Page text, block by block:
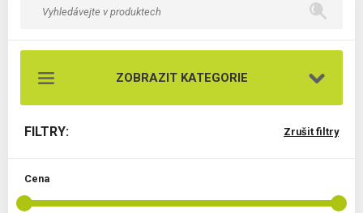
ZOBRAZIT KATEGORIE
FILTRY: Zrušit filtry
Cena